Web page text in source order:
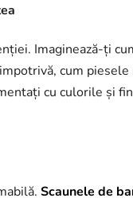
Imaginează-ți
cum piesele
cu culorile și
Scaunele de